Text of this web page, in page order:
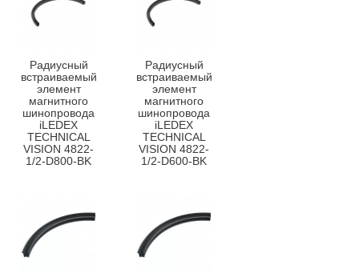
Радиусный
встраиваемый
элемент
магнитного
шинопровода
iLEDEX
TECHNICAL
VISION 4822-
1/2-D800-BK
Радиусный
встраиваемый
элемент
магнитного
шинопровода
iLEDEX
TECHNICAL
VISION 4822-
1/2-D600-BK